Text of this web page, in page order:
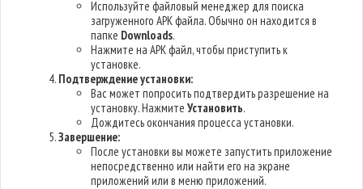
Используйте файловый менеджер для поиска
загруженного APK файла. Обычно он находится в
папке Downloads.
Нажмите на APK файл, чтобы приступить к
установке.
Подтверждение установки:
Вас может попросить подтвердить разрешение на
установку. НажмитеУстановить.
Дождитесь окончания процесса установки.
Завершение:
После установки вы можете запустить приложение
непосредственно или найти его на экране
приложений или в меню приложений.